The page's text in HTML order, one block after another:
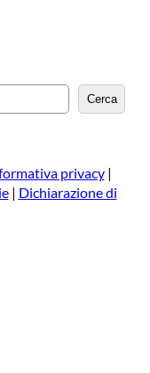
Cerca
privacy|
| Dichiarazione di